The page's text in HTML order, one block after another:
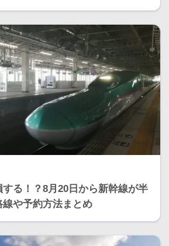
る！？8月20日から新幹線が半
や予約方法まとめ